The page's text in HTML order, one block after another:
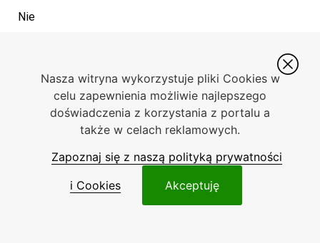
Nie
prostu
czekać,
Nasza witryna wykorzystuje pliki Cookies w
celu zapewnienia możliwie najlepszego
doświadczenia z korzystania z portalu a
także w celach reklamowych.
Zapoznaj się z naszą polityką prywatności
i Cookies
Akceptuję